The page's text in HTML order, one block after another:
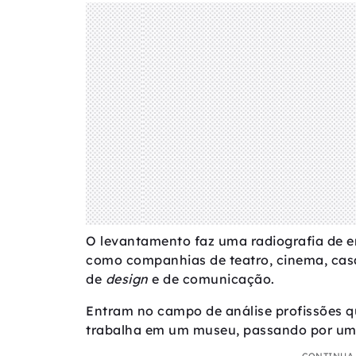
O levantamento faz uma radiografia de
como companhias de teatro, cinema,
de design e de comunicação.
Entram no campo de análise profissões
trabalha em um museu, passando por